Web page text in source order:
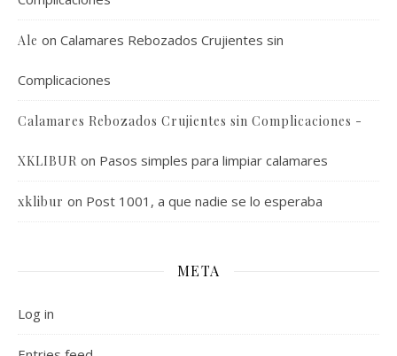
Ale on Calamares Rebozados Crujientes sin
Complicaciones
Calamares Rebozados Crujientes sin Complicaciones -
XKLIBUR on Pasos simples para limpiar calamares
xklibur on Post 1001, a que nadie se lo esperaba
META
Log in